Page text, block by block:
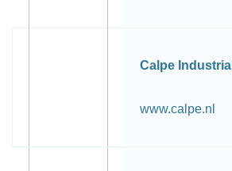
Calpe Industrial
www.calpe.nl